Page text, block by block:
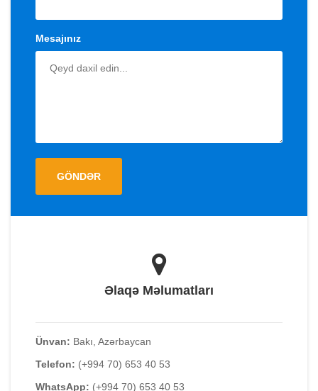
Mesajınız
GÖNDƏR
Əlaqə Məlumatları
Ünvan: Bakı, Azərbaycan
Telefon: (+994 70) 653 40 53
WhatsApp: (+994 70) 653 40 53